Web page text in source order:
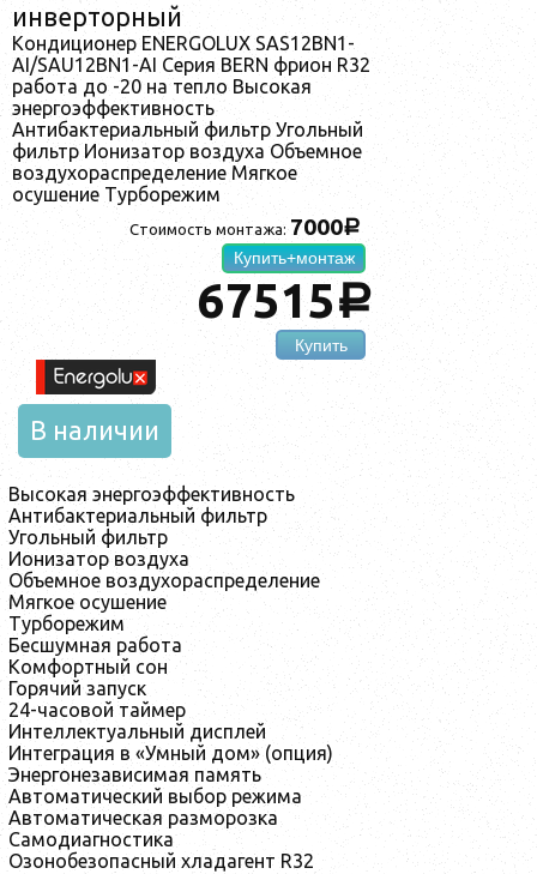
инверторный
Кондиционер ENERGOLUX SAS12BN1-
AI/SAU12BN1-AI Серия BERN фрион R32
работа до -20 на тепло Высокая
энергоэффективность
Антибактериальный фильтр Угольный
фильтр Ионизатор воздуха Объемное
воздухораспределение Мягкое
осушение Турборежим
Стоимость монтажа:7000a
Купить+монтаж
67515a
Купить
В наличии
Высокая энергоэффективность
Антибактериальный фильтр
Угольный фильтр
Ионизатор воздуха
Объемное воздухораспределение
Мягкое осушение
Турборежим
Бесшумная работа
Комфортный сон
Горячий запуск
24-часовой таймер
Интеллектуальный дисплей
Интеграция в «Умный дом» (опция)
Энергонезависимая память
Автоматический выбор режима
Автоматическая разморозка
Самодиагностика
Озонобезопасный хладагент R32